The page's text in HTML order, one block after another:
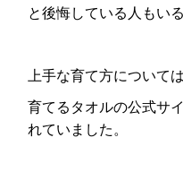
と後悔している人もい
上手な育て方については
育てるタオルの公式サ
れていました。